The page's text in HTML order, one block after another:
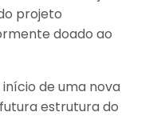
projeto
doado ao
de uma nova
estrutura do